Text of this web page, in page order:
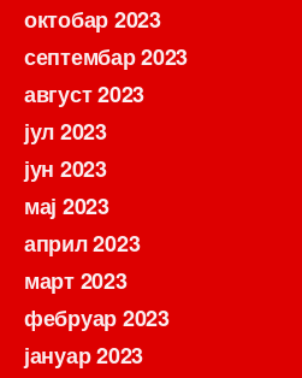
октобар 2023
септембар 2023
август 2023
јул 2023
јун 2023
мај 2023
април 2023
март 2023
фебруар 2023
јануар 2023